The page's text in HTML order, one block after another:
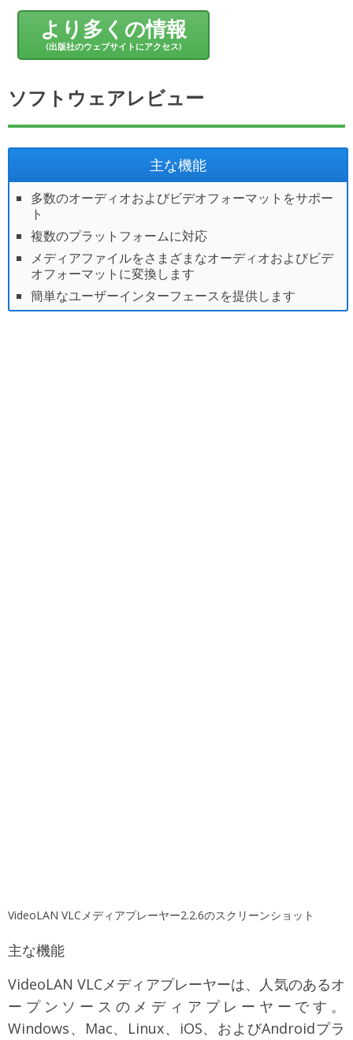
より多くの情報
(出版社のウェブサイトにアクセス)
ソフトウェアレビュー
主な機能
多数のオーディオおよびビデオフォーマットをサポー
ト
複数のプラットフォームに対応
メディアファイルをさまざまなオーディオおよびビデ
オフォーマットに変換します
簡単なユーザーインターフェースを提供します
VideoLAN VLCメディアプレーヤー2.2.6のスクリーンショット
主な機能
VideoLAN VLCメディアプレーヤーは、人気のあるオ
ープンソースのメディアプレーヤーです。
Windows、Mac、Linux、iOS、およびAndroidプラ